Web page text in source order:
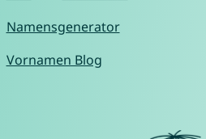
Namensgenerator
Vornamen Blog